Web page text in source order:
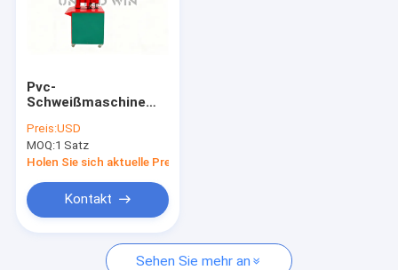
Automatischer Ausschnitt und Nähmaschine
hydraulische Ballenpreßmaschine
Klebstreifen, der Maschine herstellt
Garn, das Maschine verdreht
Verpackender Gurt, der Maschine herstellt
Pvc-
Schweißmaschine
Schweißmaschine
Einheitliche
Wärmeverteilung
Gelenkverarbeitung
Preis:USD
MOQ:1 Satz
Holen Sie sich aktuelle Preis
Kontakt
Sehen Sie mehr an